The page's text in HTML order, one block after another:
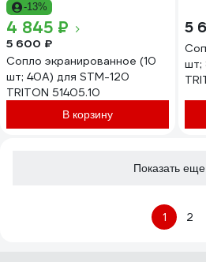
-13%
4 845 ₽
5 600 ₽
Сопло экранированное (10
шт; 40А) для STM-120
TRITON 51405.10
В корзину
5
шт;
Показать
1 2